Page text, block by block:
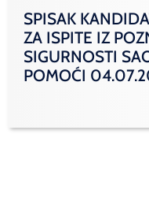
SPISAK
ZA ISPITE IZ
SIGURNOSTI
POMOĆI